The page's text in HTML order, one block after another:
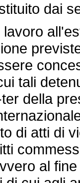
dai
tali
della
di atti di
al